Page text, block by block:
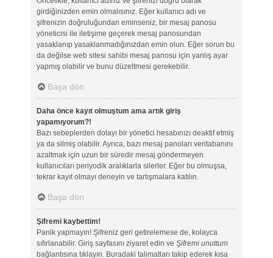
girdiğinizden emin olmalısınız. Eğer kullanıcı adı ve
şifrenizin doğruluğundan eminseniz, bir mesaj panosu
yöneticisi ile iletişime geçerek mesaj panosundan
yasaklanıp yasaklanmadığınızdan emin olun. Eğer sorun bu
da değilse web sitesi sahibi mesaj panosu için yanlış ayar
yapmış olabilir ve bunu düzeltmesi gerekebilir.
Başa dön
Daha önce kayıt olmuştum ama artık giriş
yapamıyorum?!
Bazı sebeplerden dolayı bir yönetici hesabınızı deaktif etmiş
ya da silmiş olabilir. Ayrıca, bazı mesaj panoları veritabanını
azaltmak için uzun bir süredir mesaj göndermeyen
kullanıcıları periyodik aralıklarla silerler. Eğer bu olmuşsa,
tekrar kayıt olmayı deneyin ve tartışmalara katılın.
Başa dön
Şifremi kaybettim!
Panik yapmayın! Şifreniz geri getirelemese de, kolayca
sıfırlanabilir. Giriş sayfasını ziyaret edin ve Şifremi unuttum
bağlantısına tıklayın. Buradaki talimatları takip ederek kısa